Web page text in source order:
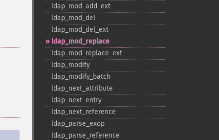
ldap_​mod_​add_​ext
ldap_​mod_​del
ldap_​mod_​del_​ext
ldap_​mod_​replace
ldap_​mod_​replace_​ext
ldap_​modify
ldap_​modify_​batch
ldap_​next_​attribute
ldap_​next_​entry
ldap_​next_​reference
ldap_​parse_​exop
ldap_​parse_​reference